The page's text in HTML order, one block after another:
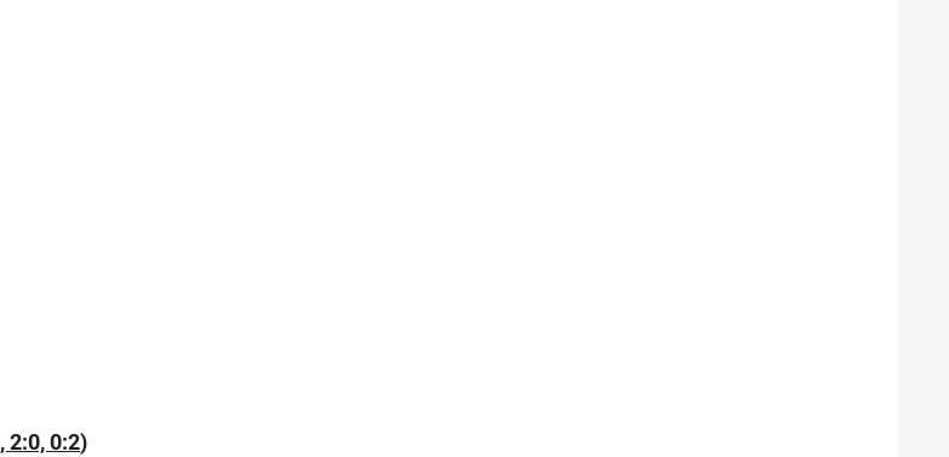
2:0,0:2)